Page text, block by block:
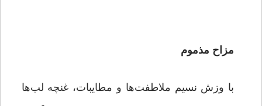
مزاح مذموم
با وزش نسیم ملاطفت‌ها و مطایبات، غنچه‌ لب‌ها